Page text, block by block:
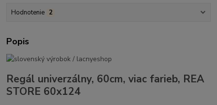
Hodnotenie 2
Popis
Regál univerzálny, 60cm, viac farieb, REA
STORE 60x124